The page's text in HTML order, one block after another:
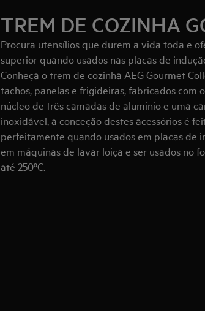
TREM DE COZINHA
Procura utensílios que durem a vida toda e
superior quando usados nas placas de
Conheça o trem de cozinha AEG Gourmet
tachos, panelas e frigideiras, fabricados com
núcleo de três camadas de alumínio e uma
inoxidável, a conceção destes acessórios é
perfeitamente quando usados em placas de
em máquinas de lavar loiça e ser usados no
até 250ºC.